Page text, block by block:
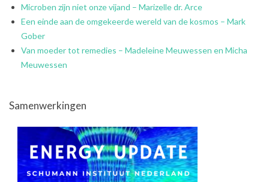
Microben zijn niet onze vijand – Marizelle dr. Arce
Een einde aan de omgekeerde wereld van de kosmos – Mark
Gober
Van moeder tot remedies – Madeleine Meuwessen en Micha
Meuwessen
Samenwerkingen